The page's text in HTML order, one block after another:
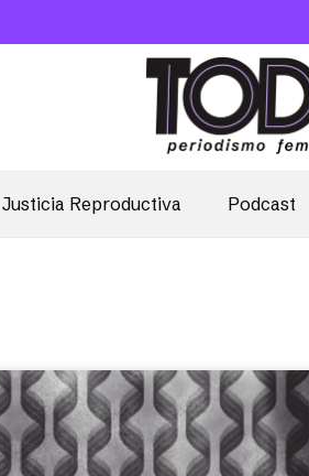
Justicia Reproductiva Podcast